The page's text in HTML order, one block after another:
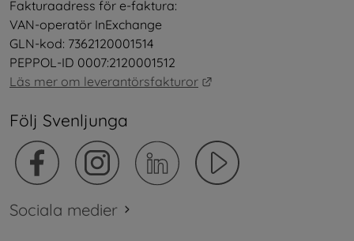
Fakturaadress för e-faktura:
VAN-operatör InExchange
GLN-kod: 7362120001514
PEPPOL-ID 0007:2120001512
Läs mer om leverantörsfakturor
Följ Svenljunga
Sociala medier